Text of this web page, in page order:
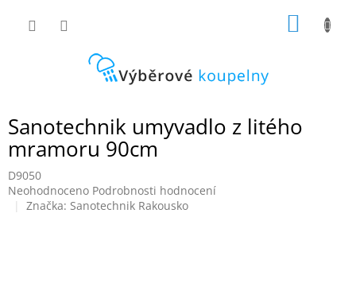
Sanotechnik umyvadlo z litého
mramoru 90cm
D9050
Průměrné
hodnocení
Neohodnoceno Podrobnosti hodnocení
Značka: Sanotechnik Rakousko